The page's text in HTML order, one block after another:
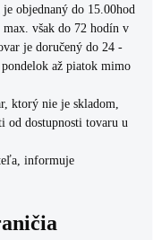
objednaný do 15.00hod
však do 72 hodín v
je doručený do 24 -
až piatok mimo
ktorý nie je skladom,
od dostupnosti tovaru u
informuje